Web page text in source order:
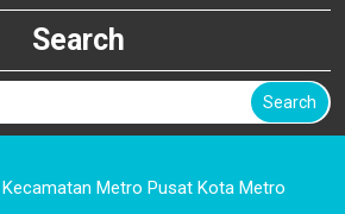
Search
Search
Metro Pusat Kota Metro